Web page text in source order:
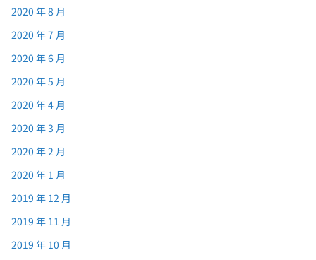
2020 年 8 月
2020 年 7 月
2020 年 6 月
2020 年 5 月
2020 年 4 月
2020 年 3 月
2020 年 2 月
2020 年 1 月
2019 年 12 月
2019 年 11 月
2019 年 10 月